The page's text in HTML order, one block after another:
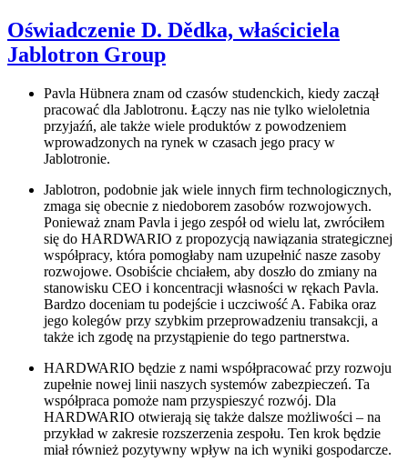
Oświadczenie D. Dědka, właściciela
Jablotron Group
Pavla Hübnera znam od czasów studenckich, kiedy zaczął
pracować dla Jablotronu. Łączy nas nie tylko wieloletnia
przyjaźń, ale także wiele produktów z powodzeniem
wprowadzonych na rynek w czasach jego pracy w
Jablotronie.
Jablotron, podobnie jak wiele innych firm technologicznych,
zmaga się obecnie z niedoborem zasobów rozwojowych.
Ponieważ znam Pavla i jego zespół od wielu lat, zwróciłem
się do HARDWARIO z propozycją nawiązania strategicznej
współpracy, która pomogłaby nam uzupełnić nasze zasoby
rozwojowe. Osobiście chciałem, aby doszło do zmiany na
stanowisku CEO i koncentracji własności w rękach Pavla.
Bardzo doceniam tu podejście i uczciwość A. Fabika oraz
jego kolegów przy szybkim przeprowadzeniu transakcji, a
także ich zgodę na przystąpienie do tego partnerstwa.
HARDWARIO będzie z nami współpracować przy rozwoju
zupełnie nowej linii naszych systemów zabezpieczeń. Ta
współpraca pomoże nam przyspieszyć rozwój. Dla
HARDWARIO otwierają się także dalsze możliwości – na
przykład w zakresie rozszerzenia zespołu. Ten krok będzie
miał również pozytywny wpływ na ich wyniki gospodarcze.